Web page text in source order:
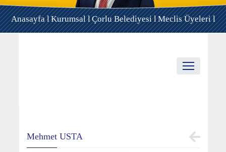
Anasayfa lKurumsal lÇorlu Belediyesi lMeclis Üyeleri l
Mehmet USTA